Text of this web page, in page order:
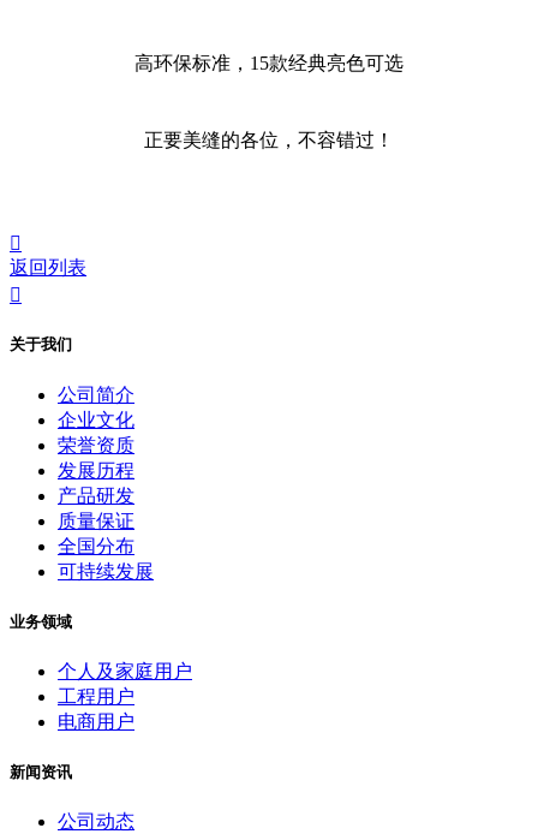
高环保标准，15款经典亮色可选
正要美缝的各位，不容错过！

返回列表

关于我们
公司简介
企业文化
荣誉资质
发展历程
产品研发
质量保证
全国分布
可持续发展
业务领域
个人及家庭用户
工程用户
电商用户
新闻资讯
公司动态